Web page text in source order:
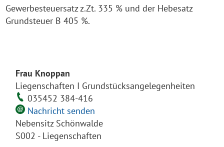
Gewerbesteuersatz z.Zt. 335 % und der Hebesatz
Grundsteuer B 405 %.
Frau Knoppan
Liegenschaften I Grundstücksangelegenheiten
035452 384-416
Nachricht senden
Nebensitz Schönwalde
S002 - Liegenschaften